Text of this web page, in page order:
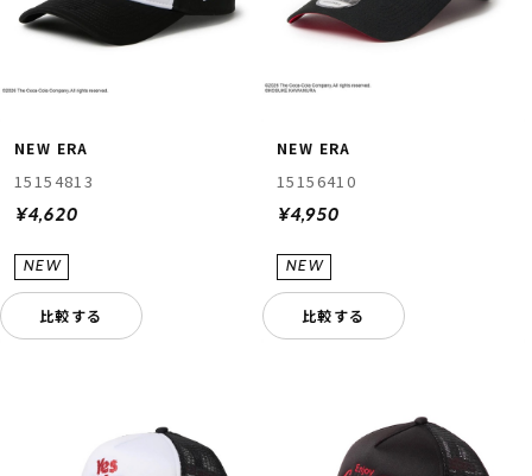
NEW ERA
15154813
¥4,620
比較する
NEW ERA
15156410
¥4,950
比較する